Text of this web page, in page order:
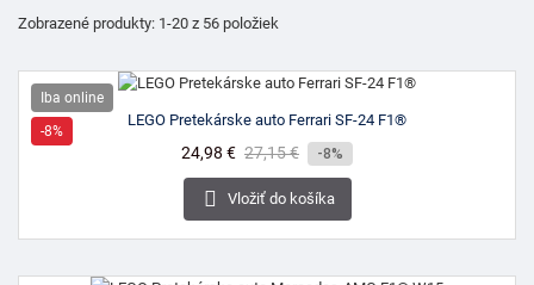
Zobrazené produkty: 1-20 z 56 položiek
Iba online
-8%
LEGO Pretekárske auto Ferrari SF-24 F1®
Cena
24,98 € Bežná
cena
27,15 € -8%
 Vložiť do košíka